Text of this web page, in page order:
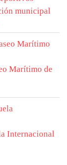
municipal
Marítimo de
Internacional